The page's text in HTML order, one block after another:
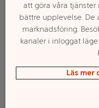
Välj
Sortimentet
att göra våra tjänster
bättre upplevelse. De
marknadsföring.
kanaler i inloggat
Läs mer